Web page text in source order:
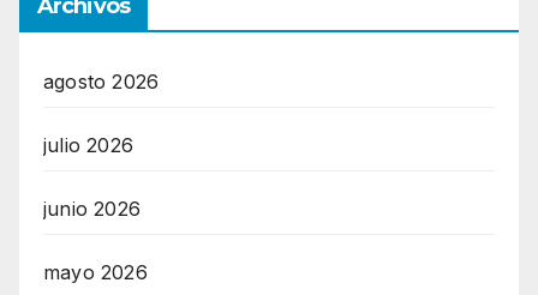
Archivos
agosto 2026
julio 2026
junio 2026
mayo 2026